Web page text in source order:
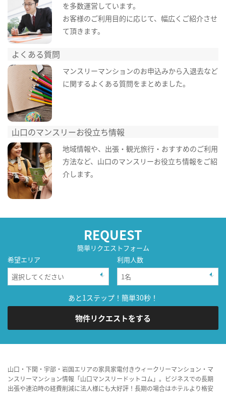
を多数運営しています。
お客様のご利用目的に応じて、幅広くご紹介させ
て頂きます。
よくある質問
マンスリーマンションのお申込みから入退去など
に関するよくある質問をまとめました。
山口のマンスリーお役立ち情報
地域情報や、出張・観光旅行・おすすめのご利用
方法など、山口のマンスリーお役立ち情報をご紹
介します。
REQUEST
簡単リクエストフォーム
希望エリア
利用人数
あと1ステップ！簡単30秒！
物件リクエストをする
山口・下関・宇部・岩国エリアの家具家電付きウィークリーマンション・マ
ンスリーマンション情報「山口マンスリードットコム」。ビジネスでの長期
出張や連泊時の経費削減に法人様にも大好評！長期の場合はホテルより格安